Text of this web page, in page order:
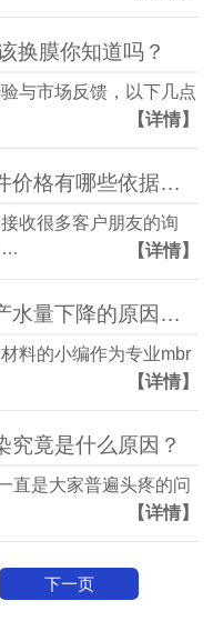
换膜你知道吗？
与市场反馈，以下几点
【详情】
mbr膜组件价格有哪些依据呢？
收很多客户朋友的询
…
【详情】
分析mbr产水量下降的原因有哪些?
料的小编作为专业mbr
【详情】
究竟是什么原因？
直是大家普遍头疼的问
【详情】
下一页